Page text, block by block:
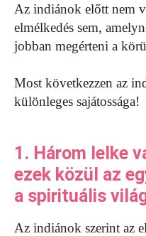
Az indiánok előtt nem
elmélkedés sem,
jobban megérteni a
Most következzen az
különleges sajátossága!
1. Három lelke
ezek közül az
a spirituális
Az indiánok szerint az